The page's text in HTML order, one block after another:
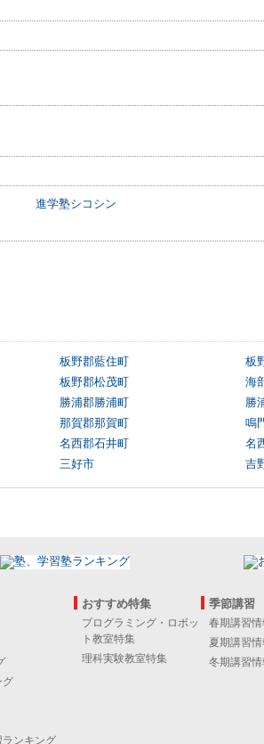
進学塾シコシン
板野郡藍住町
板
板野郡松茂町
海
勝浦郡勝浦町
勝
那賀郡那賀町
鳴
名西郡石井町
名
三好市 吉
グ
ンキング
おすすめ特集
プログラミング・ロボッ
ト教室特集
理科実験教室特集
季節講習
春期講習情
夏期講習情
冬期講習情